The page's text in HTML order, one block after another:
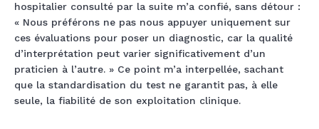
hospitalier consulté par la suite m’a confié, sans détour :
« Nous préférons ne pas nous appuyer uniquement sur
ces évaluations pour poser un diagnostic, car la qualité
d’interprétation peut varier significativement d’un
praticien à l’autre. » Ce point m’a interpellée, sachant
que la standardisation du test ne garantit pas, à elle
seule, la fiabilité de son exploitation clinique.